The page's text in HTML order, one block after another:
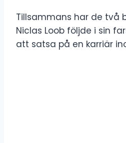
Tillsammans har de två
Niclas Loob följde i sin
att satsa på en karriär